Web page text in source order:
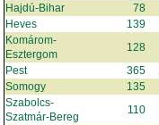
Hajdú-Bihar
78
Heves
139
Komárom-
Esztergom
128
Pest
365
Somogy
135
Szabolcs-
Szatmár-Bereg
110